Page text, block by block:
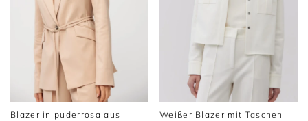
Blazer in puderrosa aus
Weißer Blazer mit Taschen